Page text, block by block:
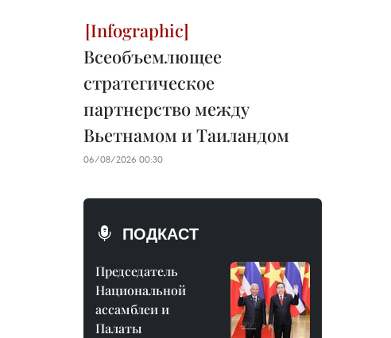
Всеобъемлющее
стратегическое
партнерство между
Вьетнамом и Таиландом
06/08/2026 00:30
ПОДКАСТ
Председатель
Национальной
ассамблеи и
Палаты